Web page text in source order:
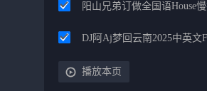
阳山兄弟订做全国语House
DJ阿Aj梦回云南2025中英文
播放本页